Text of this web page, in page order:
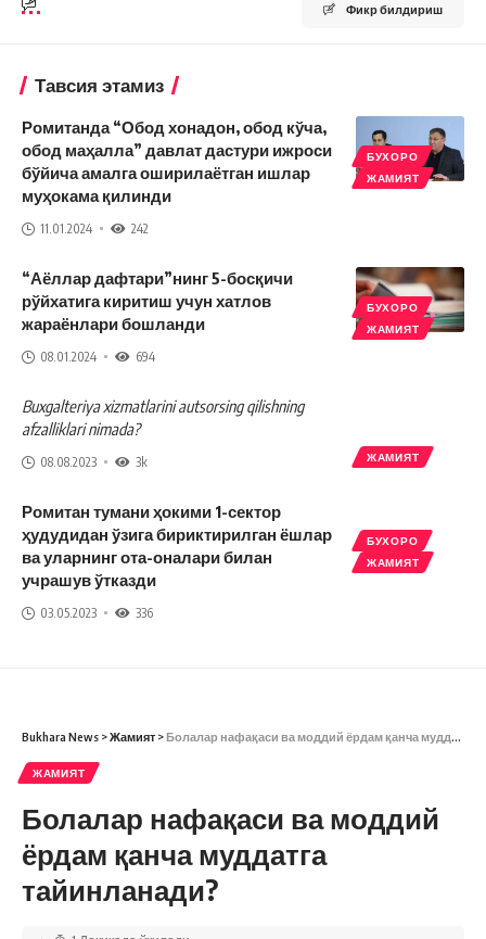
Фикр билдириш
Тавсия этамиз
БУХОРО
ЖАМИЯТ
Ромитанда “Обод хонадон, обод кўча,
обод маҳалла” давлат дастури ижроси
бўйича амалга оширилаётган ишлар
муҳокама қилинди
11.01.2024 242
БУХОРО
ЖАМИЯТ
“Аёллар дафтари”нинг 5-босқичи
рўйхатига киритиш учун хатлов
жараёнлари бошланди
08.01.2024 694
ЖАМИЯТ
Buxgalteriya xizmatlarini autsorsing qilishning
afzalliklari nimada?
08.08.2023 3k
БУХОРО
ЖАМИЯТ
Ромитан тумани ҳокими 1-сектор
ҳудудидан ўзига бириктирилган ёшлар
ва уларнинг ота-оналари билан
учрашув ўтказди
03.05.2023 336
Bukhara News >Жамият >Болалар нафақаси ва моддий ёрдам қанча муддатга тайинланади?
ЖАМИЯТ
Болалар нафақаси ва моддий
ёрдам қанча муддатга
тайинланади?